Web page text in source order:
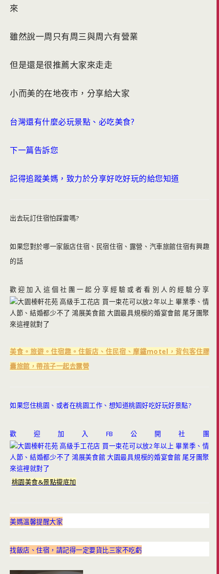
來
雖然說一周只有周三與周六有營業
但是還是很推薦大家來走走
小而美的在地夜市，分享給大家
台灣還有什麼必玩景點、必吃美食?
下一篇告訴您
記得追蹤美媽，致力於分享好吃好玩的給您知道
出去玩訂住宿怕踩雷嗎?
如果您對於哪一家飯店住宿、民宿住宿、露營、汽車旅館住宿有興趣
的話
歡迎加入這個社團一起分享經驗或者看別人的經驗分享
美食。旅遊。住宿趣。住飯店、住民宿、摩鐵motel，背包客住膠
囊旅館，帶孩子一起去露營
如果您住桃園、或者在桃園工作、想知道桃園好吃好玩好景點?
歡迎加入FB公開社團
桃園美食&景點攏底加
美媽溫馨提醒大家
找飯店、住宿，請記得一定要貨比三家不吃虧